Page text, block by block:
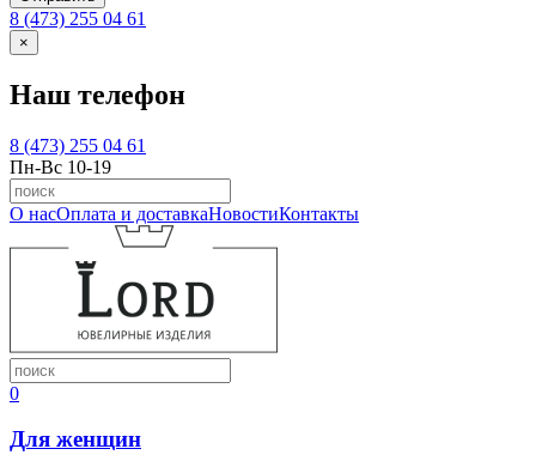
8 (473) 255 04 61
×
Наш телефон
8 (473) 255 04 61
Пн-Вс 10-19
О насОплата и доставкаНовостиКонтакты
0
Для женщин